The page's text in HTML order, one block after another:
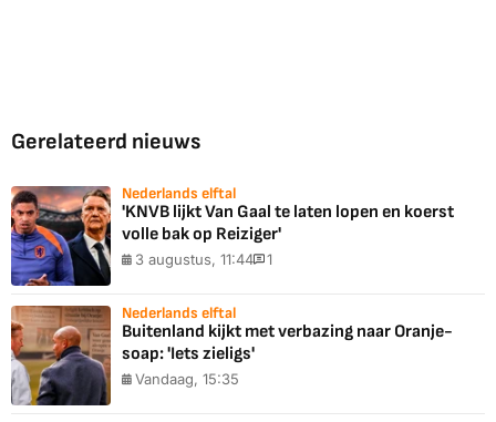
Gerelateerd nieuws
Nederlands elftal
'KNVB lijkt Van Gaal te laten lopen en koerst
volle bak op Reiziger'
3 augustus, 11:44 1
Nederlands elftal
Buitenland kijkt met verbazing naar Oranje-
soap: 'Iets zieligs'
Vandaag, 15:35